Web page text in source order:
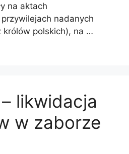
na aktach
nadanych
królów polskich), na …
likwidacja
w zaborze